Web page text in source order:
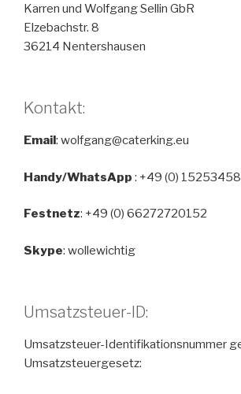
Karren und Wolfgang Sellin GbR
Elzebachstr. 8
36214 Nentershausen
Kontakt:
Email: wolfgang@caterking.eu
Handy/WhatsApp : +49 (0)
Festnetz: +49 (0) 66272720152
Skype: wollewichtig
Umsatzsteuer-ID:
Umsatzsteuer-Identifikationsnummer
Umsatzsteuergesetz: